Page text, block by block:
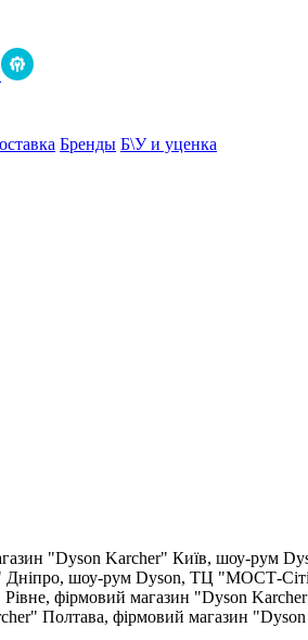
Бренды Б\У и уценка
"Dyson Karcher" Київ, шоу-рум
Дніпро, шоу-рум Dyson, ТЦ "МОСТ-
Рівне, фірмовий магазин "Dyson
Полтава, фірмовий магазин